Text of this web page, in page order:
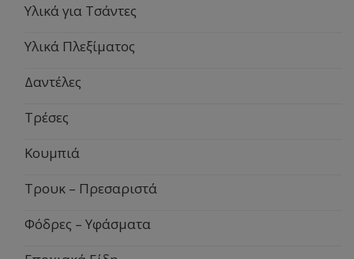
Υλικά για Τσάντες
Υλικά Πλεξίματος
Δαντέλες
Τρέσες
Κουμπιά
Τρουκ – Πρεσαριστά
Φόδρες – Υφάσματα